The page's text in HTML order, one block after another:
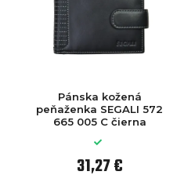
Pánska kožená
peňaženka SEGALI 572
665 005 C čierna
31,27 €